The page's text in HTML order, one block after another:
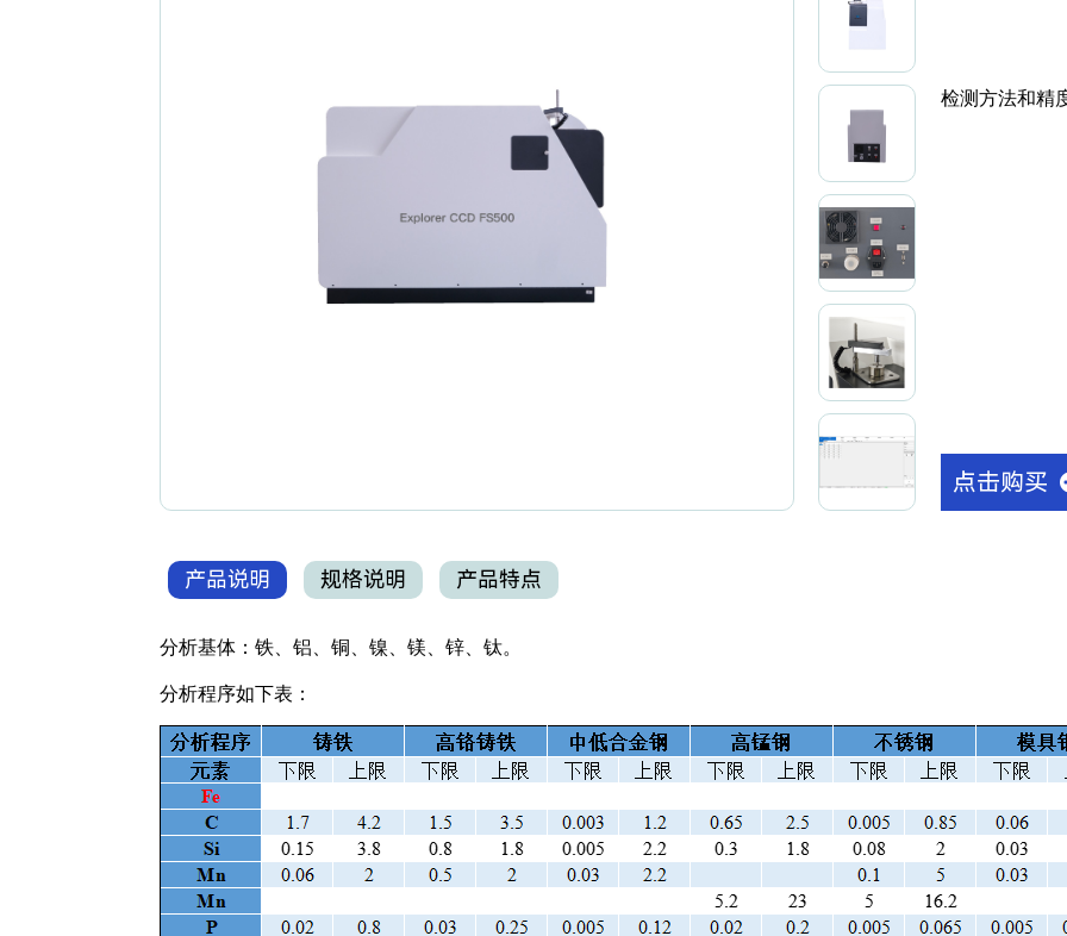
检测方法和精
点击购买
产品说明 规格说明 产品特点
分析基体：铁、铝、铜、镍、镁、锌、钛。
分析程序如下表：